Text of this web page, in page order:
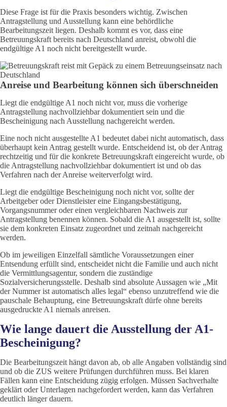
Diese Frage ist für die Praxis besonders wichtig. Zwischen
Antragstellung und Ausstellung kann eine behördliche
Bearbeitungszeit liegen. Deshalb kommt es vor, dass eine
Betreuungskraft bereits nach Deutschland anreist, obwohl die
endgültige A1 noch nicht bereitgestellt wurde.
Anreise und Bearbeitung können sich überschneiden
Liegt die endgültige A1 noch nicht vor, muss die vorherige
Antragstellung nachvollziehbar dokumentiert sein und die
Bescheinigung nach Ausstellung nachgereicht werden.
Eine noch nicht ausgestellte A1 bedeutet dabei nicht automatisch, dass
überhaupt kein Antrag gestellt wurde. Entscheidend ist, ob der Antrag
rechtzeitig und für die konkrete Betreuungskraft eingereicht wurde, ob
die Antragstellung nachvollziehbar dokumentiert ist und ob das
Verfahren nach der Anreise weiterverfolgt wird.
Liegt die endgültige Bescheinigung noch nicht vor, sollte der
Arbeitgeber oder Dienstleister eine Eingangsbestätigung,
Vorgangsnummer oder einen vergleichbaren Nachweis zur
Antragstellung benennen können. Sobald die A1 ausgestellt ist, sollte
sie dem konkreten Einsatz zugeordnet und zeitnah nachgereicht
werden.
Ob im jeweiligen Einzelfall sämtliche Voraussetzungen einer
Entsendung erfüllt sind, entscheidet nicht die Familie und auch nicht
die Vermittlungsagentur, sondern die zuständige
Sozialversicherungsstelle. Deshalb sind absolute Aussagen wie „Mit
der Nummer ist automatisch alles legal“ ebenso unzutreffend wie die
pauschale Behauptung, eine Betreuungskraft dürfe ohne bereits
ausgedruckte A1 niemals anreisen.
Wie lange dauert die Ausstellung der A1-
Bescheinigung?
Die Bearbeitungszeit hängt davon ab, ob alle Angaben vollständig sind
und ob die ZUS weitere Prüfungen durchführen muss. Bei klaren
Fällen kann eine Entscheidung zügig erfolgen. Müssen Sachverhalte
geklärt oder Unterlagen nachgefordert werden, kann das Verfahren
deutlich länger dauern.